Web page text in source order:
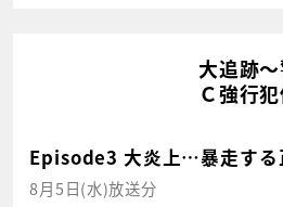
大追跡
Ｃ強行
Episode3 大炎上…暴走する
8月5日(水)放送分